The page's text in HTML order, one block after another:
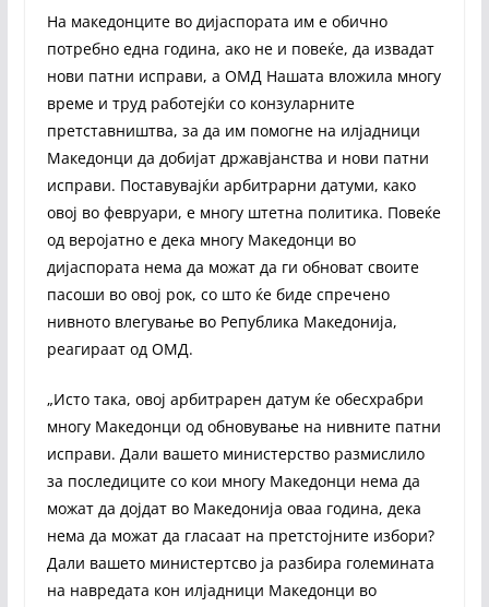
На македонците во дијаспората им е обично
потребно една година, ако не и повеќе, да извадат
нови патни исправи, а ОМД Нашата вложила многу
време и труд работејќи со конзуларните
претставништва, за да им помогне на илјадници
Македонци да добијат државјанства и нови патни
исправи. Поставувајќи арбитрарни датуми, како
овој во февруари, е многу штетна политика. Повеќе
од веројатно е дека многу Македонци во
дијаспората нема да можат да ги обноват своите
пасоши во овој рок, со што ќе биде спречено
нивното влегување во Република Македонија,
реагираат од ОМД.
„Исто така, овој арбитрарен датум ќе обесхрабри
многу Македонци од обновување на нивните патни
исправи. Дали вашето министерство размислило
за последиците со кои многу Македонци нема да
можат да дојдат во Македонија оваа година, дека
нема да можат да гласаат на претстојните избори?
Дали вашето министертсво ја разбира големината
на навредата кон илјадници Македонци во